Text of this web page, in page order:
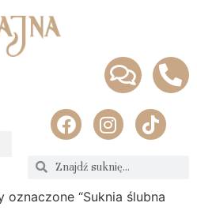
oznaczone “Suknia ślubna